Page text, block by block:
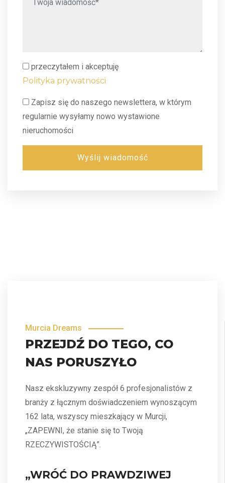
przeczytałem i akceptuję
Polityka prywatności
Zapisz się do naszego newslettera, w którym
regularnie wysyłamy nowo wystawione
nieruchomości
Wyślij wiadomość
Murcia Dreams
PRZEJDŹ DO TEGO, CO
NAS PORUSZYŁO
Nasz ekskluzywny zespół 6 profesjonalistów z
branży z łącznym doświadczeniem wynoszącym
162 lata, wszyscy mieszkający w Murcji,
„ZAPEWNI, że stanie się to Twoją
RZECZYWISTOŚCIĄ”.
„WRÓĆ DO PRAWDZIWEJ